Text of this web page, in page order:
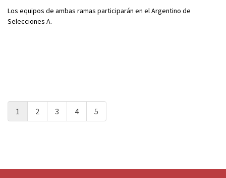
Los equipos de ambas ramas participarán en el Argentino de
Selecciones A.
1 2 3 4 5